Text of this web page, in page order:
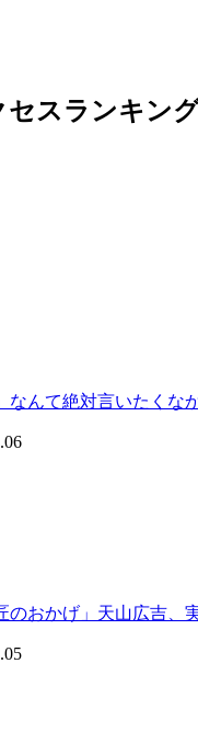
スランキン
なんて絶対言いたく
のおかげ」天山広吉